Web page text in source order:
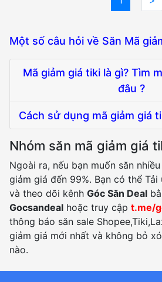
Một số câu hỏi về Săn Mã
Mã giảm giá tiki là gì? Tìm
đâu ?
Cách sử dụng mã giảm giá
Nhóm săn mã giảm giá
Ngoài ra, nếu bạn muốn săn
giảm giá đến 99%. Bạn có thể Tải
và theo dõi kênh Góc Săn Deal
Gocsandeal hoặc truy cập t.me/
thông báo săn sale
giảm giá mới nhất và không bỏ
nào.